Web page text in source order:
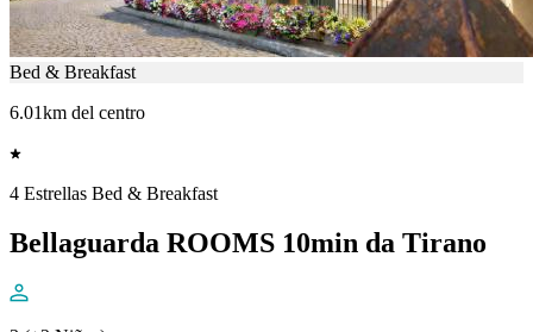
Bed & Breakfast
6.01km del centro
4 Estrellas Bed & Breakfast
Bellaguarda ROOMS 10min da Tirano